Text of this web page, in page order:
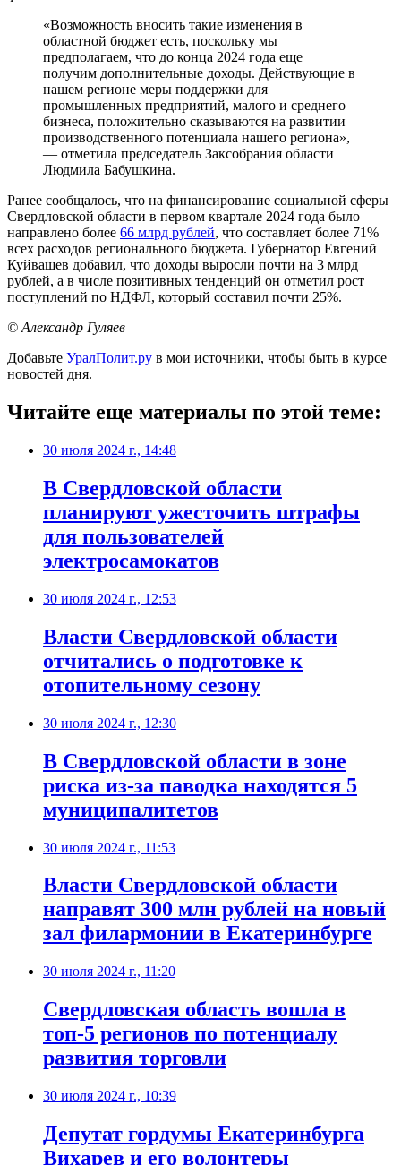
«Возможность вносить такие изменения в
областной бюджет есть, поскольку мы
предполагаем, что до конца 2024 года еще
получим дополнительные доходы. Действующие в
нашем регионе меры поддержки для
промышленных предприятий, малого и среднего
бизнеса, положительно сказываются на развитии
производственного потенциала нашего региона»,
— отметила председатель Заксобрания области
Людмила Бабушкина.
Ранее сообщалось, что на финансирование социальной сферы
Свердловской области в первом квартале 2024 года было
направлено более 66 млрд рублей, что составляет более 71%
всех расходов регионального бюджета. Губернатор Евгений
Куйвашев добавил, что доходы выросли почти на 3 млрд
рублей, а в числе позитивных тенденций он отметил рост
поступлений по НДФЛ, который составил почти 25%.
© Александр Гуляев
Добавьте УралПолит.ру в мои источники, чтобы быть в курсе
новостей дня.
Читайте еще материалы по этой теме:
30 июля 2024 г., 14:48
В Свердловской области
планируют ужесточить штрафы
для пользователей
электросамокатов
30 июля 2024 г., 12:53
Власти Свердловской области
отчитались о подготовке к
отопительному сезону
30 июля 2024 г., 12:30
В Свердловской области в зоне
риска из-за паводка находятся 5
муниципалитетов
30 июля 2024 г., 11:53
Власти Свердловской области
направят 300 млн рублей на новый
зал филармонии в Екатеринбурге
30 июля 2024 г., 11:20
Свердловская область вошла в
топ-5 регионов по потенциалу
развития торговли
30 июля 2024 г., 10:39
Депутат гордумы Екатеринбурга
Вихарев и его волонтеры